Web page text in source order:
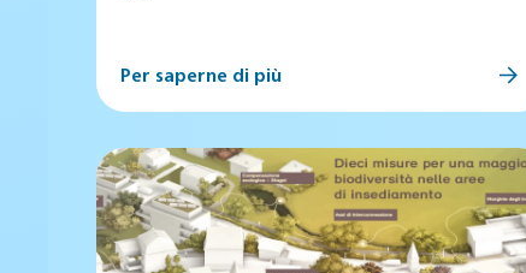
Per saperne di più